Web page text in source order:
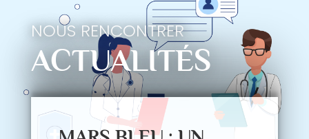
NOUS RENCONTRER
ACTUALITÉS